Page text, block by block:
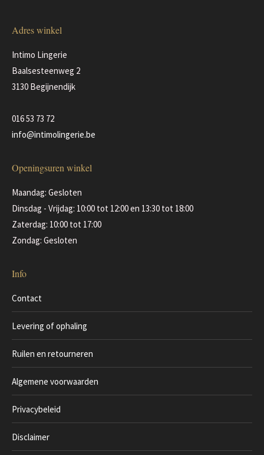
Adres winkel
Intimo Lingerie
Baalsesteenweg 2
3130 Begijnendijk
016 53 73 72
info@intimolingerie.be
Openingsuren winkel
Maandag: Gesloten
Dinsdag - Vrijdag: 10:00 tot 12:00 en 13:30 tot 18:00
Zaterdag: 10:00 tot 17:00
Zondag: Gesloten
Info
Contact
Levering of ophaling
Ruilen en retourneren
Algemene voorwaarden
Privacybeleid
Disclaimer